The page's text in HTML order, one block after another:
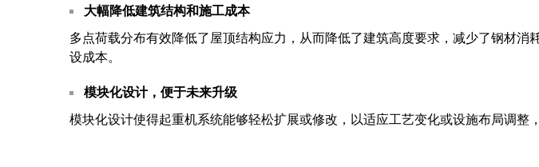
大幅降低建筑结构和施工成本
多点荷载分布有效降低了屋顶结构应力，从而降低了建筑高度要求，减少了钢材消
设成本。
模块化设计，便于未来升级
模块化设计使得起重机系统能够轻松扩展或修改，以适应工艺变化或设施布局调整